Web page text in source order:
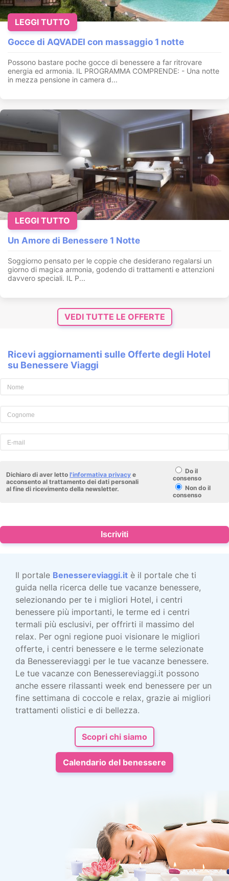
Gocce di AQVADEI con massaggio 1 notte
Possono bastare poche gocce di benessere a far ritrovare
energia ed armonia. IL PROGRAMMA COMPRENDE: - Una notte
in mezza pensione in camera d...
LEGGI TUTTO
Un Amore di Benessere 1 Notte
Soggiorno pensato per le coppie che desiderano regalarsi un
giorno di magica armonia, godendo di trattamenti e attenzioni
davvero speciali. IL P...
LEGGI TUTTO
VEDI TUTTE LE OFFERTE
Ricevi aggiornamenti sulle Offerte degli Hotel
su Benessere Viaggi
Dichiaro di aver letto l'informativa privacy e
acconsento al trattamento dei dati personali
al fine di ricevimento della newsletter.
Do il
consenso
Non do il
consenso
Iscriviti
Il portale Benessereviaggi.it è il portale che ti
guida nella ricerca delle tue vacanze benessere,
selezionando per te i migliori Hotel, i centri
benessere più importanti, le terme ed i centri
termali più esclusivi, per offrirti il massimo del
relax. Per ogni regione puoi visionare le migliori
offerte, i centri benessere e le terme selezionate
da Benessereviaggi per le tue vacanze benessere.
Le tue vacanze con Benessereviaggi.it possono
anche essere rilassanti week end benessere per un
fine settimana di coccole e relax, grazie ai migliori
trattamenti olistici e di bellezza.
Scopri chi siamo
Calendario del benessere